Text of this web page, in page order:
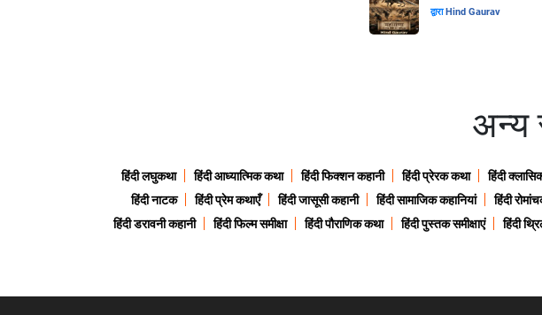
द्वारा Hind Gaurav
अन्य
हिंदी लघुकथा हिंदी आध्यात्मिक कथा हिंदी फिक्शन कहानी हिंदी प्रेरक कथा हिंदी
हिंदी नाटक
हिंदी प्रेम कथाएँ हिंदी जासूसी कहानी हिंदी सामाजिक कहानियां हिंदी
हिंदी डरावनी कहानी
हिंदी फिल्म समीक्षा हिंदी पौराणिक कथा हिंदी पुस्तक समीक्षाएं हिंदी